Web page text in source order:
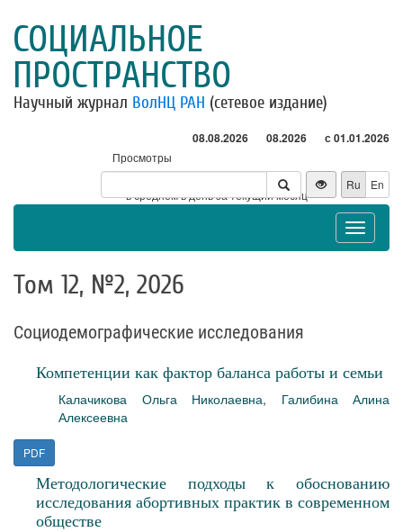
СОЦИАЛЬНОЕ
ПРОСТРАНСТВО
Научный журнал ВолНЦ РАН (сетевое издание)
08.08.2026 08.2026 с 01.01.2026
Просмотры
Посетители
* - в среднем в день за текущий месяц
Ru En
Toggle
Том 12, №2, 2026
Социодемографические исследования
Компетенции как фактор баланса работы и семьи
Калачикова Ольга Николаевна, Галибина Алина
Алексеевна
PDF
Методологические подходы к обоснованию
исследования абортивных практик в современном
обществе